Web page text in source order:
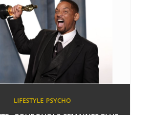
LIFESTYLE PSYCHO